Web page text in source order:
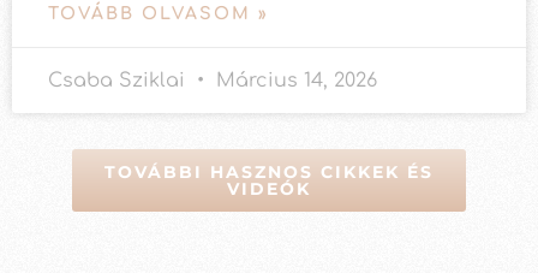
TOVÁBB OLVASOM »
Csaba Sziklai Március 14, 2026
TOVÁBBI HASZNOS CIKKEK ÉS
VIDEÓK